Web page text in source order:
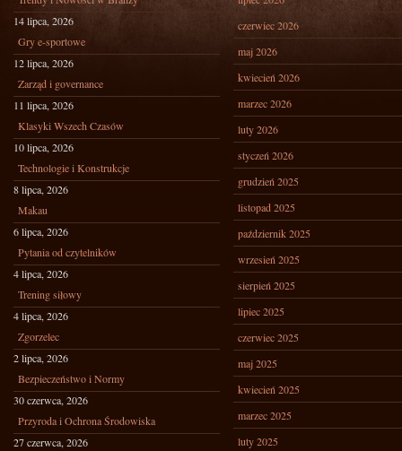
14 lipca, 2026
Gry e-sportowe
12 lipca, 2026
Zarząd i governance
11 lipca, 2026
Klasyki Wszech Czasów
10 lipca, 2026
Technologie i Konstrukcje
8 lipca, 2026
Makau
6 lipca, 2026
Pytania od czytelników
4 lipca, 2026
Trening siłowy
4 lipca, 2026
Zgorzelec
2 lipca, 2026
Bezpieczeństwo i Normy
30 czerwca, 2026
Przyroda i Ochrona Środowiska
27 czerwca, 2026
czerwiec 2026
maj 2026
kwiecień 2026
marzec 2026
luty 2026
styczeń 2026
grudzień 2025
listopad 2025
październik 2025
wrzesień 2025
sierpień 2025
lipiec 2025
czerwiec 2025
maj 2025
kwiecień 2025
marzec 2025
luty 2025